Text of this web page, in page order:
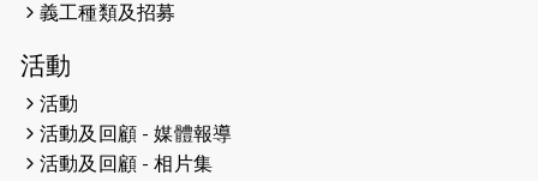
2023-05-29
副隊長 梁翠珊】運動員用熱血同堅
持，喺冰球場上劃出歷史性佳績。
義工種類及招募
活動
活動
活動及回顧 - 媒體報導
活動及回顧 - 相片集